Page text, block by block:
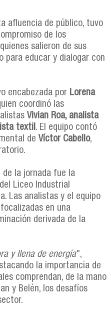
afluencia de público, tuvo
de los
salieron de sus
para educar y dialogar con
encabezada por Lorena
coordinó las
Vivian Roa, analista
textil. El equipo contó
de Víctor Cabello,
de la jornada fue la
Liceo Industrial
Las analistas y el equipo
en una
derivada de la
y llena de energía",
la importancia de
comprendan, de la mano
y Belén, los desafíos